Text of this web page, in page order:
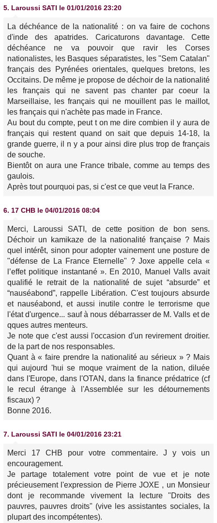
5. Laroussi SATI le 01/01/2016 23:20
La déchéance de la nationalité : on va faire de cochons
d'inde des apatrides. Caricaturons davantage. Cette
déchéance ne va pouvoir que ravir les Corses
nationalistes, les Basques séparatistes, les "Sem Catalan"
français des Pyrénées orientales, quelques bretons, les
Occitains. De même je propose de déchoir de la nationalité
les français qui ne savent pas chanter par coeur la
Marseillaise, les français qui ne mouillent pas le maillot,
les français qui n'achète pas made in France.
Au bout du compte, peut t on me dire combien il y aura de
français qui restent quand on sait que depuis 14-18, la
grande guerre, il n y a pour ainsi dire plus trop de français
de souche.
Bientôt on aura une France tribale, comme au temps des
gaulois.
Après tout pourquoi pas, si c'est ce que veut la France.
6. 17 CHB le 04/01/2016 08:04
Merci, Laroussi SATI, de cette position de bon sens.
Déchoir un kamikaze de la nationalité française ? Mais
quel intérêt, sinon pour adopter vainement une posture de
"défense de La France Eternelle" ? Joxe appelle cela «
l’effet politique instantané ». En 2010, Manuel Valls avait
qualifié le retrait de la nationalité de sujet “absurde” et
“nauséabond”, rappelle Libération. C'est toujours absurde
et nauséabond, et aussi inutile contre le terrorisme que
l'état d'urgence... sauf à nous débarrasser de M. Valls et de
qques autres menteurs.
Je note que c'est aussi l'occasion d'un revirement droitier.
de la part de nos responsables.
Quant à « faire prendre la nationalité au sérieux » ? Mais
qui aujourd 'hui se moque vraiment de la nation, diluée
dans l'Europe, dans l'OTAN, dans la finance prédatrice (cf
le recul étrange à l'Assemblée sur les détournements
fiscaux) ?
Bonne 2016.
7. Laroussi SATI le 04/01/2016 23:21
Merci 17 CHB pour votre commentaire. J y vois un
encouragement.
Je partage totalement votre point de vue et je note
précieusement l'expression de Pierre JOXE , un Monsieur
dont je recommande vivement la lecture "Droits des
pauvres, pauvres droits" (vive les assistantes sociales, la
plupart des incompétentes).